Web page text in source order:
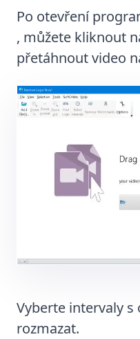
Po otevření
, můžete kliknout
přetáhnout video
Vyberte intervaly s
rozmazat.